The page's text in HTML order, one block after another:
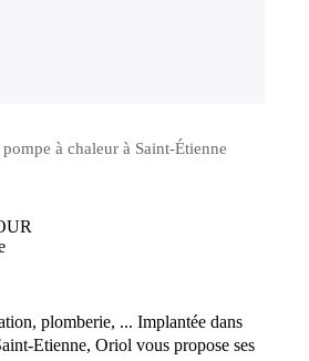
à chaleur à Saint-Étienne
plomberie, ... Implantée dans
Etienne, Oriol vous propose ses